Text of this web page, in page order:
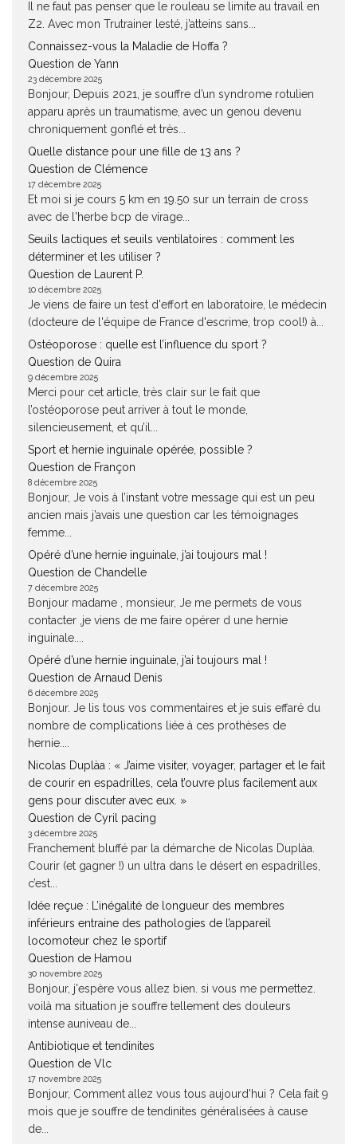
Il ne faut pas penser que le rouleau se limite au travail en
Z2. Avec mon Trutrainer lesté, j’atteins sans...
Connaissez-vous la Maladie de Hoffa ?
Question de Yann
23 décembre 2025
Bonjour, Depuis 2021, je souffre d’un syndrome rotulien
apparu après un traumatisme, avec un genou devenu
chroniquement gonflé et très...
Quelle distance pour une fille de 13 ans ?
Question de Clémence
17 décembre 2025
Et moi si je cours 5 km en 19.50 sur un terrain de cross
avec de l'herbe bcp de virage...
Seuils lactiques et seuils ventilatoires : comment les
déterminer et les utiliser ?
Question de Laurent P.
10 décembre 2025
Je viens de faire un test d'effort en laboratoire, le médecin
(docteure de l'équipe de France d'escrime, trop cool!) à...
Ostéoporose : quelle est l’influence du sport ?
Question de Quira
9 décembre 2025
Merci pour cet article, très clair sur le fait que
l’ostéoporose peut arriver à tout le monde,
silencieusement, et qu’il...
Sport et hernie inguinale opérée, possible ?
Question de Françon
8 décembre 2025
Bonjour, Je vois à l’instant votre message qui est un peu
ancien mais j’avais une question car les témoignages
femme...
Opéré d’une hernie inguinale, j’ai toujours mal !
Question de Chandelle
7 décembre 2025
Bonjour madame , monsieur, Je me permets de vous
contacter ,je viens de me faire opérer d une hernie
inguinale....
Opéré d’une hernie inguinale, j’ai toujours mal !
Question de Arnaud Denis
6 décembre 2025
Bonjour. Je lis tous vos commentaires et je suis effaré du
nombre de complications liée à ces prothèses de
hernie....
Nicolas Duplàa : « J’aime visiter, voyager, partager et le fait
de courir en espadrilles, cela t’ouvre plus facilement aux
gens pour discuter avec eux. »
Question de Cyril pacing
3 décembre 2025
Franchement bluffé par la démarche de Nicolas Duplàa.
Courir (et gagner !) un ultra dans le désert en espadrilles,
c’est...
Idée reçue : L’inégalité de longueur des membres
inférieurs entraine des pathologies de l’appareil
locomoteur chez le sportif
Question de Hamou
30 novembre 2025
Bonjour, j'espère vous allez bien. si vous me permettez.
voilà ma situation je souffre tellement des douleurs
intense auniveau de...
Antibiotique et tendinites
Question de Vlc
17 novembre 2025
Bonjour, Comment allez vous tous aujourd'hui ? Cela fait 9
mois que je souffre de tendinites généralisées à cause
de...